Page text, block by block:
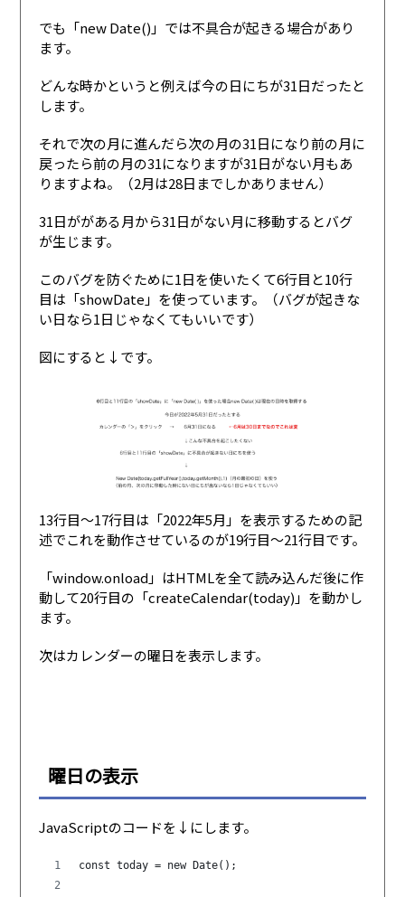
でも「new Date()」では不具合が起きる場合があり
ます。
どんな時かというと例えば今の日にちが31日だったと
します。
それで次の月に進んだら次の月の31日になり前の月に
戻ったら前の月の31になりますが31日がない月もあ
りますよね。（2月は28日までしかありません）
31日ががある月から31日がない月に移動するとバグ
が生じます。
このバグを防ぐために1日を使いたくて6行目と10行
目は「showDate」を使っています。（バグが起きな
い日なら1日じゃなくてもいいです）
図にすると↓です。
13行目〜17行目は「2022年5月」を表示するための記
述でこれを動作させているのが19行目〜21行目です。
「window.onload」はHTMLを全て読み込んだ後に作
動して20行目の「createCalendar(today)」を動かし
ます。
次はカレンダーの曜日を表示します。
曜日の表示
JavaScriptのコードを↓にします。
const today = new Date();